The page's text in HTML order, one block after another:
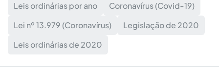
Leis ordinárias por ano
Coronavírus (Covid-19)
Lei nº 13.979 (Coronavírus)
Legislação de 2020
Leis ordinárias de 2020